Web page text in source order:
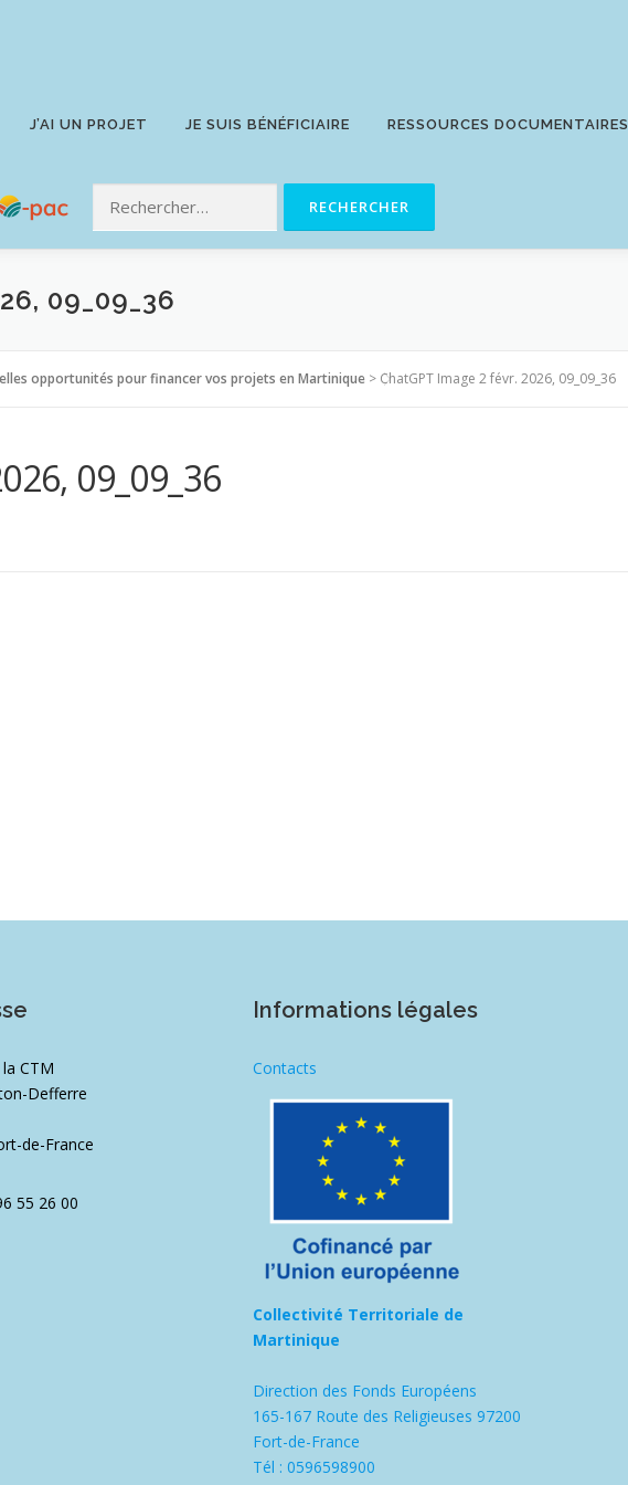
J’AI UN PROJET JE SUIS BÉNÉFICIAIRE RESSOURCES DOCUMENTAIRES
09_09_36
opportunités pour financer vos projets en Martinique > ChatGPT Image 2 févr. 2026, 09_09_36
09_09_36
CTM
Defferre
de-France
55 26 00
Informations légales
Contacts
Collectivité Territoriale de
Martinique
Direction des Fonds Européens
165-167 Route des Religieuses 97200
Fort-de-France
Tél : 0596598900